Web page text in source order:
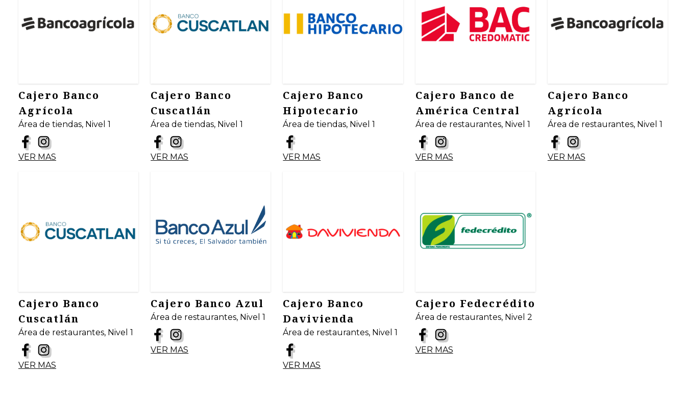
Cajero Banco
Agrícola
Área de tiendas, Nivel 1
VER MAS
Cajero Banco
Cuscatlán
Área de tiendas, Nivel 1
VER MAS
Cajero Banco
Hipotecario
Área de tiendas, Nivel 1
VER MAS
Cajero Banco de
América Central
Área de restaurantes, Nivel 1
VER MAS
Cajero Banco
Agrícola
Área de restaurantes, Nivel 1
VER MAS
Cajero Banco
Cuscatlán
Área de restaurantes, Nivel 1
VER MAS
Cajero Banco Azul
Área de restaurantes, Nivel 1
VER MAS
Cajero Banco
Davivienda
Área de restaurantes, Nivel 1
VER MAS
Cajero Fedecrédito
Área de restaurantes, Nivel 2
VER MAS